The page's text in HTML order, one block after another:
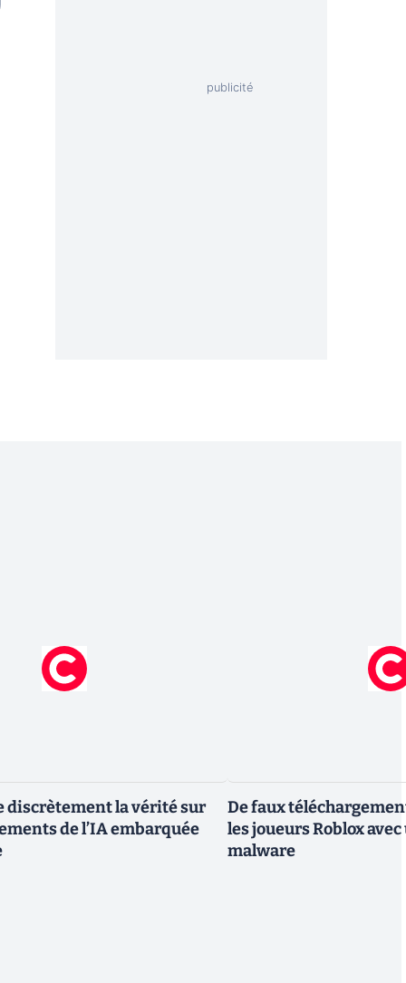
discrètement la vérité sur
de l’IA embarquée
De faux
les joueurs Roblox
malware